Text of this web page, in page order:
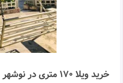
خرید ویلا 170 متری در نوشهر